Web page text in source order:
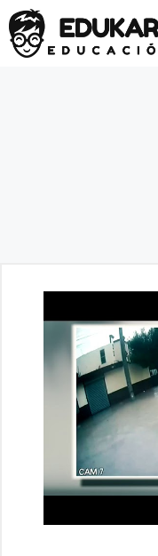
Saltar
al
contenido